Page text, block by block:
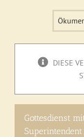
DIESE
Gottesdienst